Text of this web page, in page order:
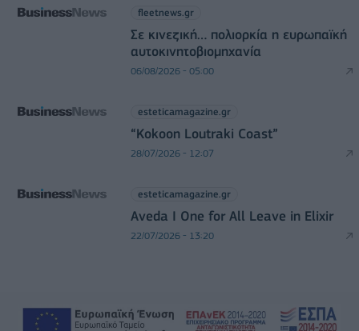
fleetnews.gr
Σε κινεζική… πολιορκία η ευρωπαϊκή
αυτοκινητοβιομηχανία
06/08/2026 - 05:00
esteticamagazine.gr
“Kokoon Loutraki Coast”
28/07/2026 - 12:07
esteticamagazine.gr
Aveda I One for All Leave in Elixir
22/07/2026 - 13:20